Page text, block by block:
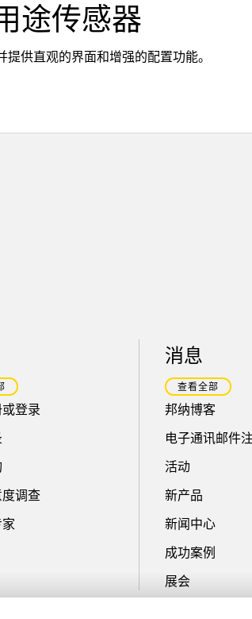
途传感器
供直观的界面和增强的配置功能。
登录
调查
消息
查看全部
邦纳博客
电子通讯邮件
活动
新产品
新闻中心
成功案例
展会